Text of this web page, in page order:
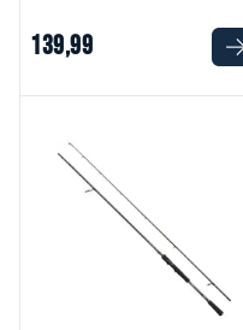
139,99